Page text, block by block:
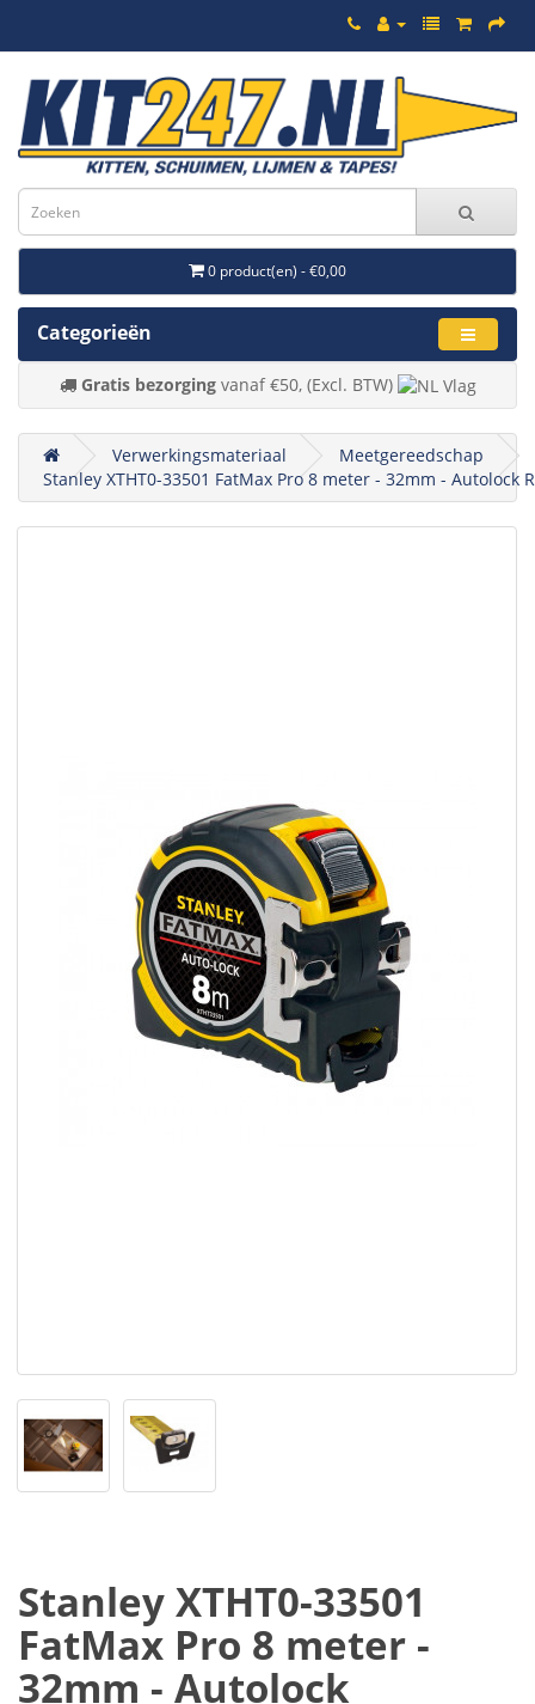
0 product(en) - €0,00
Categorieën
Gratis bezorgingvanaf €50, (Excl. BTW)
Verwerkingsmateriaal
Meetgereedschap
Stanley XTHT0-33501 FatMax Pro 8 meter - 32mm - Autolock
Stanley XTHT0-33501
FatMax Pro 8 meter -
32mm - Autolock